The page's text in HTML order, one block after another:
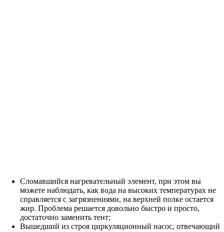
Сломавшийся нагревательный элемент, при этом вы
можете наблюдать, как вода на высоких температурах не
справляется с загрязнениями, на верхней полке остается
жир. Проблема решается довольно быстро и просто,
достаточно заменить тент;
Вышедший из строя циркуляционный насос, отвечающий